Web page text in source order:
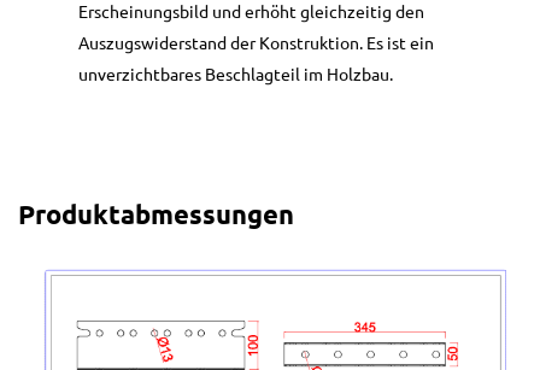
Erscheinungsbild und erhöht gleichzeitig den
Auszugswiderstand der Konstruktion. Es ist ein
unverzichtbares Beschlagteil im Holzbau.
Produktabmessungen